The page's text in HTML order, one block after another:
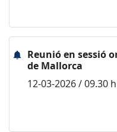
Reunió en sessió
de Mallorca
12-03-2026 / 09.30 h